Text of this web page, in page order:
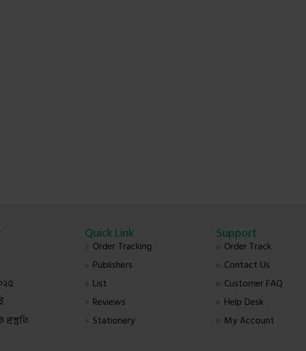
প্রস্তুতি
Quick Link
Order Tracking
Publishers
List
Reviews
Stationery
Support
Order Track
Contact Us
Customer FAQ
Help Desk
My Account